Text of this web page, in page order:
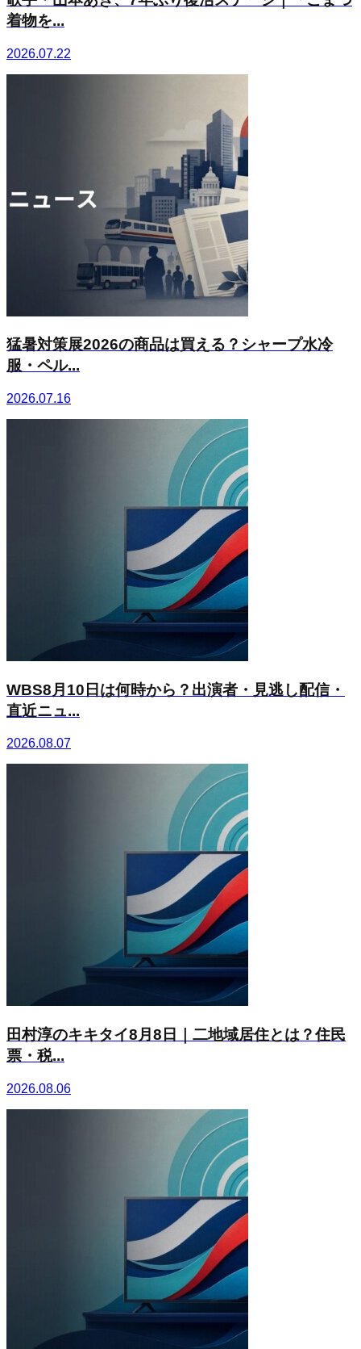
着物を...
2026.07.22
猛暑対策展2026の商品は買える？シャープ水冷
服・ペル...
2026.07.16
WBS8月10日は何時から？出演者・見逃し配信・
直近ニュ...
2026.08.07
田村淳のキキタイ8月8日｜二地域居住とは？住民
票・税...
2026.08.06